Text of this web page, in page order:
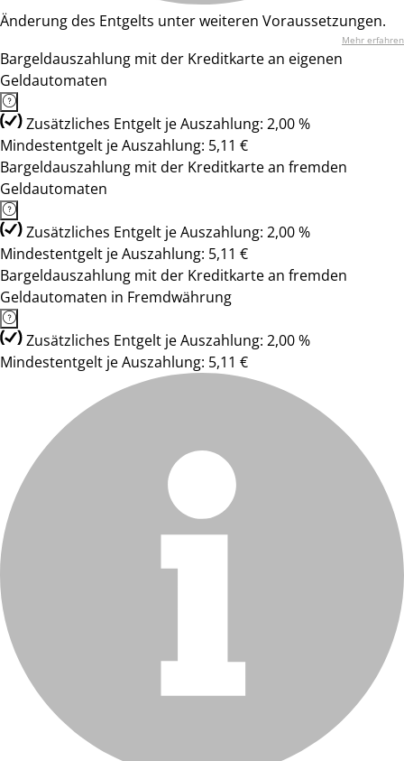
Änderung des Entgelts unter weiteren Voraussetzungen.
Mehr erfahren
Bargeldauszahlung mit der Kreditkarte an eigenen
Geldautomaten
Zusätzliches Entgelt je Auszahlung: 2,00 %
Mindestentgelt je Auszahlung: 5,11 €
Bargeldauszahlung mit der Kreditkarte an fremden
Geldautomaten
Zusätzliches Entgelt je Auszahlung: 2,00 %
Mindestentgelt je Auszahlung: 5,11 €
Bargeldauszahlung mit der Kreditkarte an fremden
Geldautomaten in Fremdwährung
Zusätzliches Entgelt je Auszahlung: 2,00 %
Mindestentgelt je Auszahlung: 5,11 €